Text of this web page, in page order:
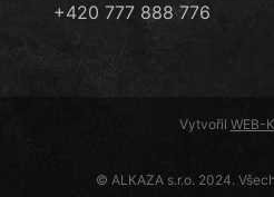
+420 777 888 776
Vytvořil WEB-
© ALKAZA s.r.o. 2024.